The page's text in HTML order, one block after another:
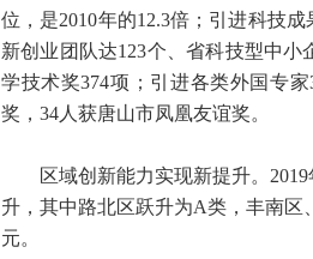
位，是2010年的12.3倍；引进科技
新创业团队达123个、省科技型中
学技术奖374项；引进各类外国专
奖，34人获唐山市凤凰友谊奖。
区域创新能力实现新提升。2019
升，其中路北区跃升为A类，丰南区
元。